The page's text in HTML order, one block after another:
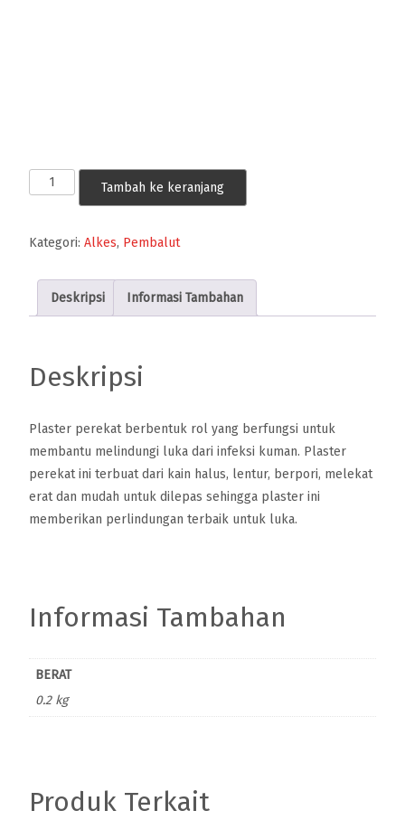
Kuantitas
Kecil
1
Plester
Besar
12.5
x
5
cm
Tambah ke keranjang
Kategori: Alkes, Pembalut
Deskripsi Informasi Tambahan
Deskripsi
Plaster perekat berbentuk rol yang berfungsi untuk
membantu melindungi luka dari infeksi kuman. Plaster
perekat ini terbuat dari kain halus, lentur, berpori, melekat
erat dan mudah untuk dilepas sehingga plaster ini
memberikan perlindungan terbaik untuk luka.
Informasi Tambahan
BERAT
0.2 kg
Produk Terkait